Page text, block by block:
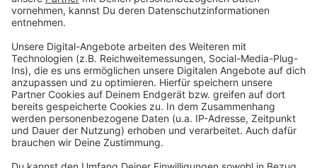
Anzeige
Hier informiert die landesweite
Studierendenvertretung
Im vergangenen Jahr wurde das Bafög angehoben